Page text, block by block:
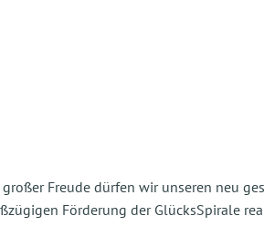
Freude dürfen wir unseren neu
Förderung der GlücksSpirale